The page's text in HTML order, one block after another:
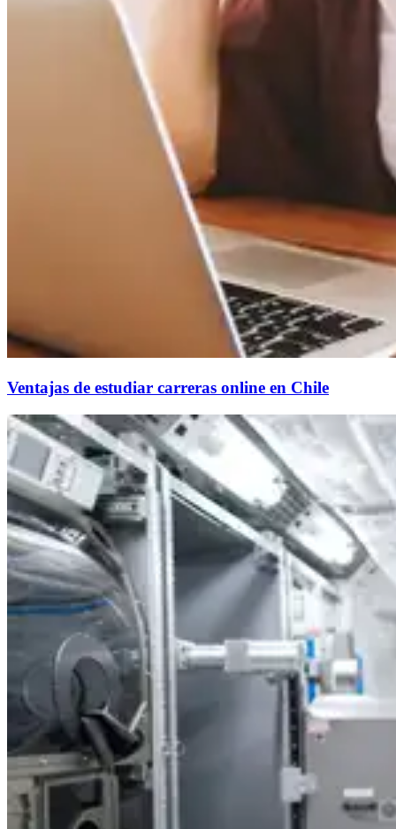
Ventajas de estudiar carreras online en Chile